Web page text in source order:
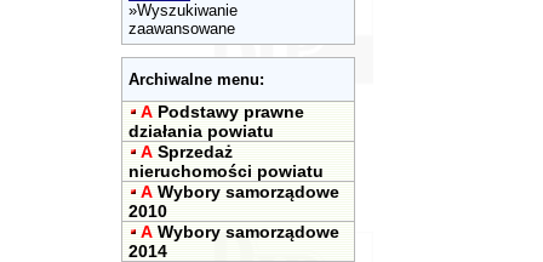
»Wyszukiwanie
zaawansowane
Archiwalne menu:
A Podstawy prawne
działania powiatu
A Sprzedaż
nieruchomości powiatu
A Wybory samorządowe
2010
A Wybory samorządowe
2014